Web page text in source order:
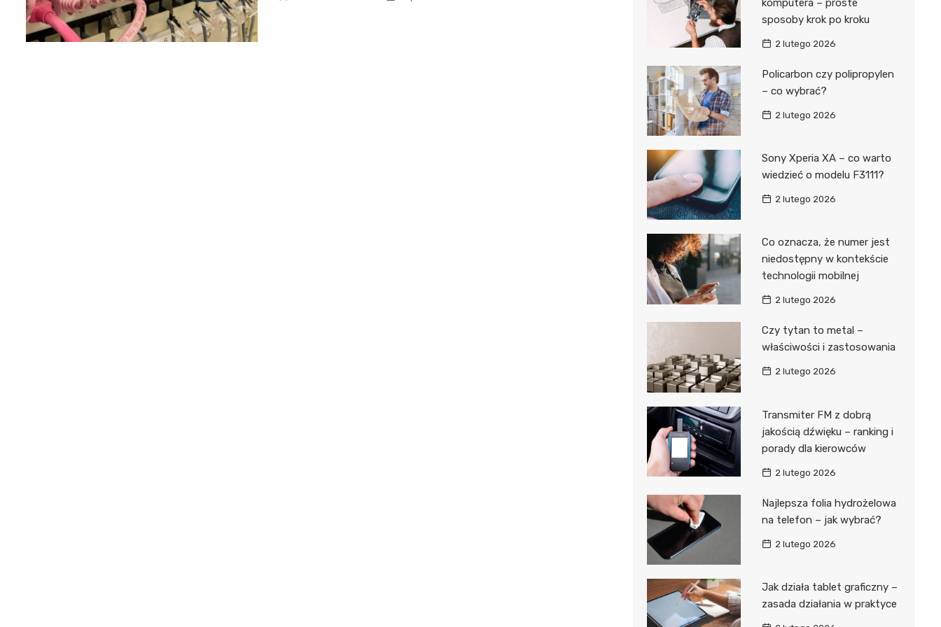
sposoby krok po kroku
2 lutego 2026
Policarbon czy polipropylen
– co wybrać?
2 lutego 2026
Sony Xperia XA – co warto
wiedzieć o modelu F3111?
2 lutego 2026
Co oznacza, że numer jest
niedostępny w kontekście
technologii mobilnej
2 lutego 2026
Czy tytan to metal –
właściwości i zastosowania
2 lutego 2026
Transmiter FM z dobrą
jakością dźwięku – ranking i
porady dla kierowców
2 lutego 2026
Najlepsza folia hydrożelowa
na telefon – jak wybrać?
2 lutego 2026
Jak działa tablet graficzny –
zasada działania w praktyce